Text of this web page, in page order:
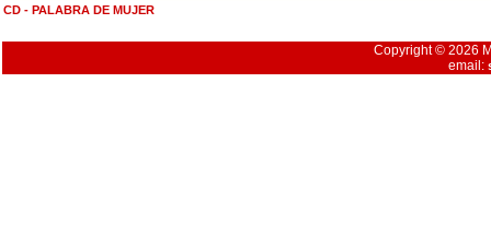
CD - PALABRA DE MUJER
Copyright © 2026
email: